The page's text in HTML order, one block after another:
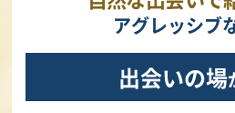
アグレッシブ
出会いの場